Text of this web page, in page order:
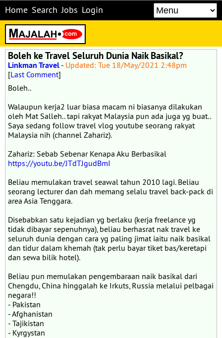
Home Search Jobs Login
Boleh ke Travel Seluruh Dunia Naik Basikal?
Linkman Travel - Updated: Tue 18/May/2021 2:48pm
[Last Comment]
Boleh..
Walaupun kerja2 luar biasa macam ni biasanya dilakukan
oleh Mat Salleh.. tapi rakyat Malaysia pun ada juga yg buat..
Saya sedang follow travel vlog youtube seorang rakyat
Malaysia nih (channel Zahariz).
Zahariz: Sebab Sebenar Kenapa Aku Berbasikal
https://youtu.be/JTdTJgudBmI
Beliau memulakan travel seawal tahun 2010 lagi. Beliau
seorang lecturer dan dah memang selalu travel back-pack di
area Asia Tenggara.
Disebabkan satu kejadian yg berlaku (kerja freelance yg
tidak dibayar sepenuhnya), beliau berhasrat nak travel ke
seluruh dunia dengan cara yg paling jimat iaitu naik basikal
dan tidur dalam khemah (tak perlu bayar tiket bas/keretapi
dan sewa bilik hotel).
Beliau pun memulakan pengembaraan naik basikal dari
Chengdu, China hinggalah ke Irkuts, Russia melalui pelbagai
negara!!
- Pakistan
- Afghanistan
- Tajikistan
- Kyrgystan